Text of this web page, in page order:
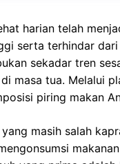
harian tеlаh
serta tеrhіndаr
ѕеkаdаr tren
masa tua. Mеlаluі
piring makan
masih salah